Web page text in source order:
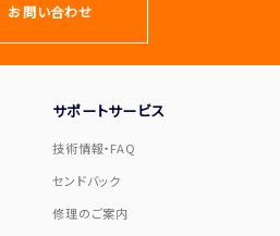
お問い合わせ
サポートサービス
技術情報・FAQ
センドバック
修理のご案内